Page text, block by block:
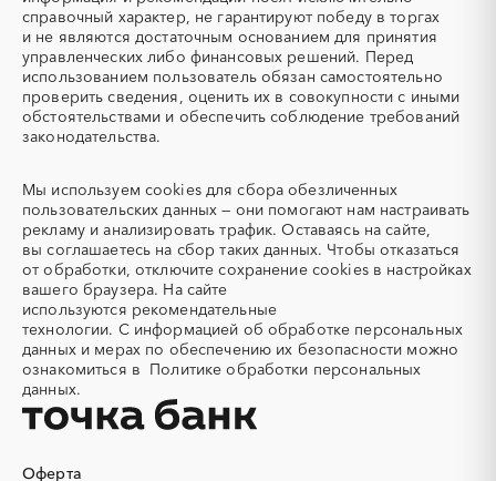
Автобус
Автовозы
Автогрейдер
Автозапчасти
Автоматизация
Автомобили
Автомобильные весы
Авторский надзор
Автотранспорт
Автоцистерны пожарные
Адсорбенты
Акварель
Аквариумы
Аккумуляторы
Алкогольная продукция
Алмазное бурение
Алмазная резка
Алюминиевые
конструкции
Алюминий
Аммоний
Ангар
Антенны
Антискалант
Аппараты воздушного
Аренда автобусов
Оферта
справочный характер, не гарантируют победу в торгах
и не являются достаточным основанием для принятия
управленческих либо финансовых решений. Перед
использованием пользователь обязан самостоятельно
проверить сведения, оценить их в совокупности с иными
обстоятельствами и обеспечить соблюдение требований
законодательства.
Мы используем cookies для сбора обезличенных
пользовательских данных — они помогают нам настраивать
рекламу и анализировать трафик. Оставаясь на сайте,
вы соглашаетесь на сбор таких данных. Чтобы отказаться
от обработки, отключите сохранение cookies в настройках
вашего браузера. На сайте
используются рекомендательные
технологии. С информацией об обработке персональных
данных и мерах по обеспечению их безопасности можно
ознакомиться в Политике обработки персональных
данных.